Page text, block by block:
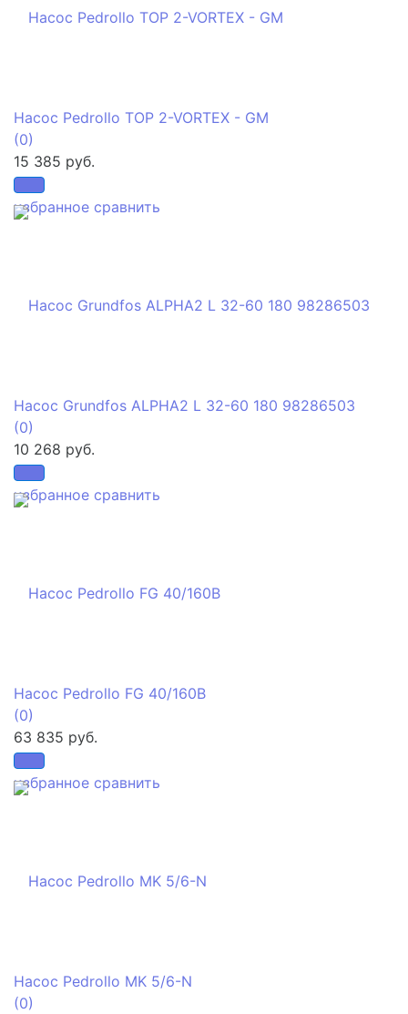
избранное сравнить
Насос Pedrollo TOP 2-VORTEX - GM
(0)
15 385 руб.
избранное сравнить
Насос Grundfos ALPHA2 L 32-60 180 98286503
(0)
10 268 руб.
избранное сравнить
Насос Pedrollo FG 40/160B
(0)
63 835 руб.
Насос Pedrollo MK 5/6-N
(0)